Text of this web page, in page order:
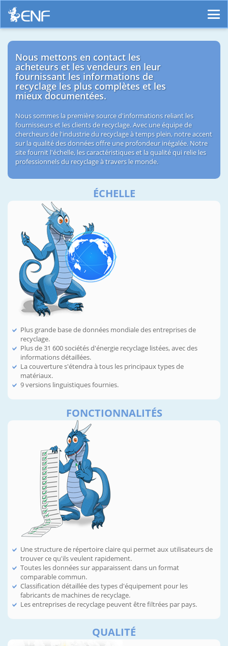
Nous mettons en contact les
acheteurs et les vendeurs en leur
fournissant les informations de
recyclage les plus complètes et les
mieux documentées.
Nous sommes la première source d'informations reliant les
fournisseurs et les clients de recyclage. Avec une équipe de
chercheurs de l'industrie du recyclage à temps plein, notre accent
sur la qualité des données offre une profondeur inégalée. Notre
site fournit l'échelle, les caractéristiques et la qualité qui relie les
professionnels du recyclage à travers le monde.
ÉCHELLE
Plus grande base de données mondiale des entreprises de
recyclage.
Plus de 31 600 sociétés d'énergie recyclage listées, avec des
informations détaillées.
La couverture s'étendra à tous les principaux types de
matériaux.
9 versions linguistiques fournies.
FONCTIONNALITÉS
Une structure de répertoire claire qui permet aux utilisateurs de
trouver ce qu'ils veulent rapidement.
Toutes les données sur apparaissent dans un format
comparable commun.
Classification détaillée des types d'équipement pour les
fabricants de machines de recyclage.
Les entreprises de recyclage peuvent être filtrées par pays.
QUALITÉ